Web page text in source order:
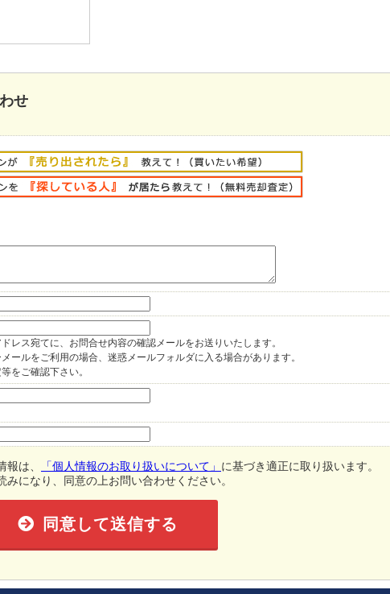
せ
レス宛てに、お問合せ内容の確認メールをお送りいたします。
ールをご利用の場合、迷惑メールフォルダに入る場合があります。
をご確認下さい。
は、 「個人情報のお取り扱いについて」 に基づき適正に取り扱います。
みになり、同意の上お問い合わせください。
同意して送信する